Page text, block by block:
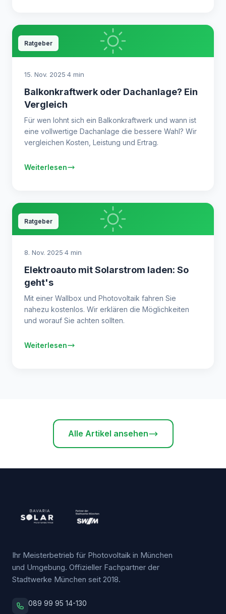
Ratgeber
15. Nov. 2025·4 min
Balkonkraftwerk oder Dachanlage? Ein
Vergleich
Für wen lohnt sich ein Balkonkraftwerk und wann ist
eine vollwertige Dachanlage die bessere Wahl? Wir
vergleichen Kosten, Leistung und Ertrag.
Weiterlesen
Ratgeber
8. Nov. 2025·4 min
Elektroauto mit Solarstrom laden: So
geht's
Mit einer Wallbox und Photovoltaik fahren Sie
nahezu kostenlos. Wir erklären die Möglichkeiten
und worauf Sie achten sollten.
Weiterlesen
Alle Artikel ansehen
Ihr Meisterbetrieb für Photovoltaik in München
und Umgebung. Offizieller Fachpartner der
Stadtwerke München seit 2018.
089 99 95 14-130